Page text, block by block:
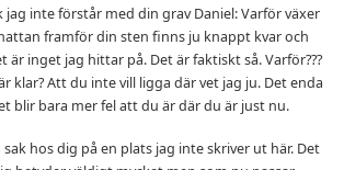
jag inte förstår med din grav Daniel: Varför växer
framför din sten finns ju knappt kvar och
är inget jag hittar på. Det är faktiskt så. Varför???
klar? Att du inte vill ligga där vet jag ju. Det enda
blir bara mer fel att du är där du är just nu.
sak hos dig på en plats jag inte skriver ut här. Det